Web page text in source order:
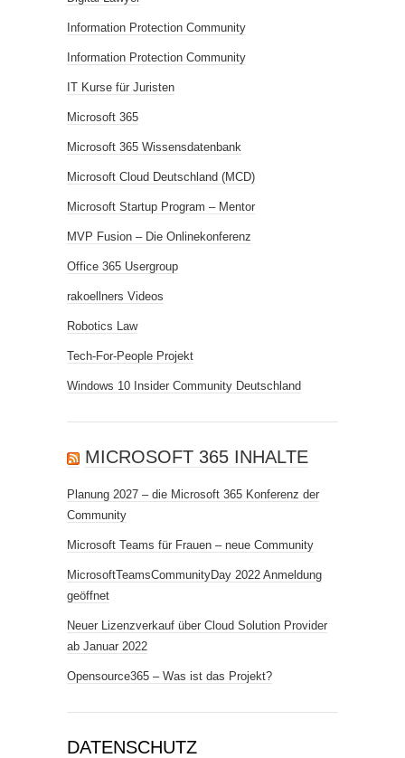
Information Protection Community
Information Protection Community
IT Kurse für Juristen
Microsoft 365
Microsoft 365 Wissensdatenbank
Microsoft Cloud Deutschland (MCD)
Microsoft Startup Program – Mentor
MVP Fusion – Die Onlinekonferenz
Office 365 Usergroup
rakoellners Videos
Robotics Law
Tech-For-People Projekt
Windows 10 Insider Community Deutschland
MICROSOFT 365 INHALTE
Planung 2027 – die Microsoft 365 Konferenz der
Community
Microsoft Teams für Frauen – neue Community
MicrosoftTeamsCommunityDay 2022 Anmeldung
geöffnet
Neuer Lizenzverkauf über Cloud Solution Provider
ab Januar 2022
Opensource365 – Was ist das Projekt?
DATENSCHUTZ